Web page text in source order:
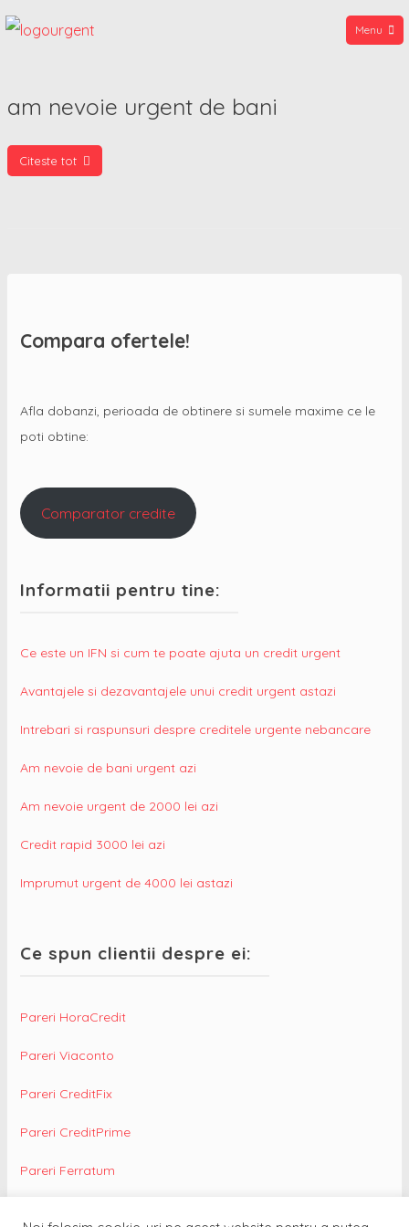
la
Menu
am nevoie urgent de bani
Citeste tot
Compara ofertele!
Afla dobanzi, perioada de obtinere si sumele maxime ce le
poti obtine:
Comparator credite
Informatii pentru tine:
Ce este un IFN si cum te poate ajuta un credit urgent
Avantajele si dezavantajele unui credit urgent astazi
Intrebari si raspunsuri despre creditele urgente nebancare
Am nevoie de bani urgent azi
Am nevoie urgent de 2000 lei azi
Credit rapid 3000 lei azi
Imprumut urgent de 4000 lei astazi
Ce spun clientii despre ei:
Pareri HoraCredit
Pareri Viaconto
Pareri CreditFix
Pareri CreditPrime
Pareri Ferratum